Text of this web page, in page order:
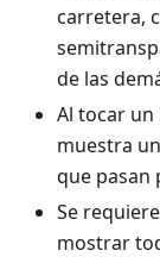
carretera,
de las
Al tocar un
muestra
que pasan
Se
mostrar